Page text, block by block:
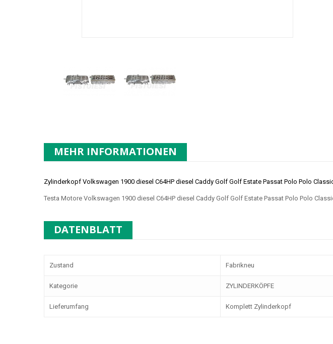
MEHR INFORMATIONEN
Zylinderkopf Volkswagen 1900 diesel C64HP diesel Caddy Golf Golf Estate Passat Polo Polo
Testa Motore Volkswagen 1900 diesel C64HP diesel Caddy Golf Golf Estate Passat Polo Polo
DATENBLATT
Zustand Fabrikneu
Kategorie ZYLINDERKÖPFE
Lieferumfang Komplett Zylinderkopf